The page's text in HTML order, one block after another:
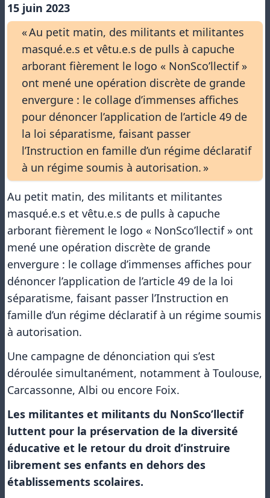
15 juin 2023
« Au petit matin, des militants et militantes
masqué.e.s et vêtu.e.s de pulls à capuche
arborant fièrement le logo « NonSco’llectif »
ont mené une opération discrète de grande
envergure : le collage d’immenses affiches
pour dénoncer l’application de l’article 49 de
la loi séparatisme, faisant passer
l’Instruction en famille d’un régime déclaratif
à un régime soumis à autorisation. »
Au petit matin, des militants et militantes
masqué.e.s et vêtu.e.s de pulls à capuche
arborant fièrement le logo « NonSco’llectif » ont
mené une opération discrète de grande
envergure : le collage d’immenses affiches pour
dénoncer l’application de l’article 49 de la loi
séparatisme, faisant passer l’Instruction en
famille d’un régime déclaratif à un régime soumis
à autorisation.
Une campagne de dénonciation qui s’est
déroulée simultanément, notamment à Toulouse,
Carcassonne, Albi ou encore Foix.
Les militantes et militants du NonSco’llectif
luttent pour la préservation de la diversité
éducative et le retour du droit d’instruire
librement ses enfants en dehors des
établissements scolaires.